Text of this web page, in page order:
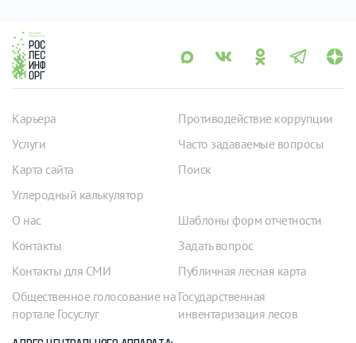
Карьера
Услуги
Карта сайта
Углеродный калькулятор
Противодействие коррупции
Часто задаваемые вопросы
Поиск
О нас
Контакты
Контакты для СМИ
Общественное голосование на
портале Госуслуг
Шаблоны форм отчетности
Задать вопрос
Публичная лесная карта
Государственная
инвентаризация лесов